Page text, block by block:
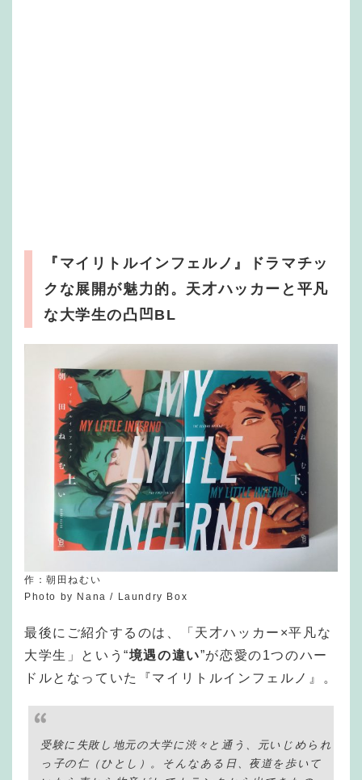
『マイリトルインフェルノ』ドラマチッ
クな展開が魅力的。天才ハッカーと平凡
な大学生の凸凹BL
作：朝田ねむい
Photo by Nana / Laundry Box
最後にご紹介するのは、「天才ハッカー×平凡な
大学生」という“境遇の違い”が恋愛の1つのハー
ドルとなっていた『マイリトルインフェルノ』。
受験に失敗し地元の大学に渋々と通う、元いじめられ
っ子の仁（ひとし）。そんなある日、夜道を歩いて